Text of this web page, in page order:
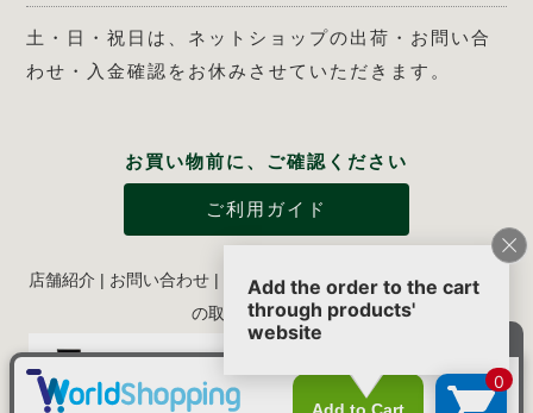
土・日・祝日は、ネットショップの出荷・お問い合
わせ・入金確認をお休みさせていただきます。
お買い物前に、ご確認ください
ご利用ガイド
店舗紹介 お問い合わせ 特定商取引法に関する表示| 個人情報
の取り扱いについて